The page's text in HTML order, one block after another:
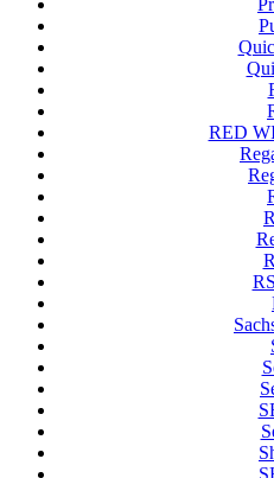
RED